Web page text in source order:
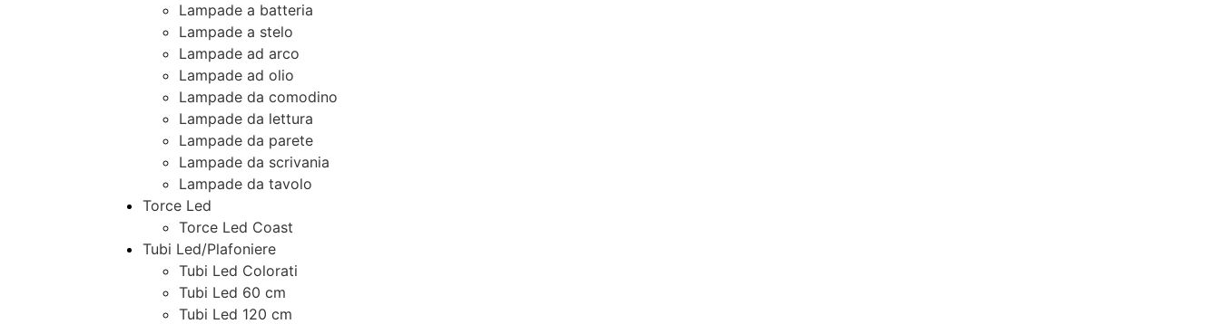
Lampade a batteria
Lampade a stelo
Lampade ad arco
Lampade ad olio
Lampade da comodino
Lampade da lettura
Lampade da parete
Lampade da scrivania
Lampade da tavolo
Torce Led
Torce Led Coast
Tubi Led/Plafoniere
Tubi Led Colorati
Tubi Led 60 cm
Tubi Led 120 cm